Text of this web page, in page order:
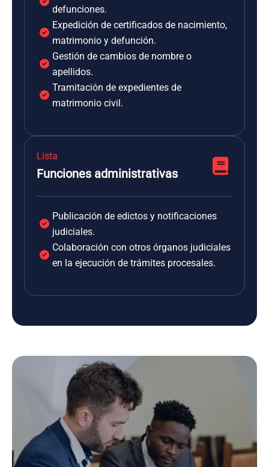
defunciones.
Expedición de certificados de nacimiento,
matrimonio y defunción.
Gestión de cambios de nombre o
apellidos.
Tramitación de expedientes de
matrimonio civil.
Lista
Funciones administrativas
Publicación de edictos y notificaciones
judiciales.
Colaboración con otros órganos judiciales
en la ejecución de trámites procesales.